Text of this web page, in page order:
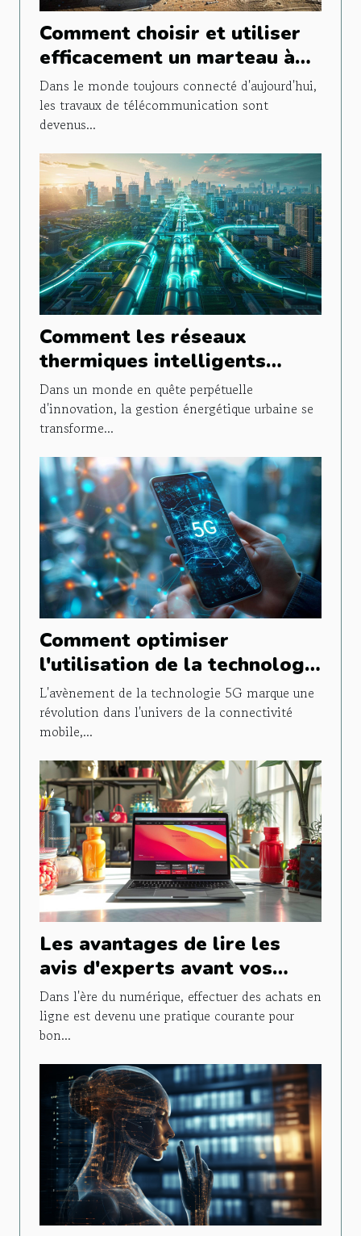
Comment choisir et utiliser
efficacement un marteau à
plaque pour travaux de
télécom
Dans le monde toujours connecté d'aujourd'hui,
les travaux de télécommunication sont
devenus...
Comment les réseaux
thermiques intelligents
transforment la gestion
énergétique urbaine
Dans un monde en quête perpétuelle
d'innovation, la gestion énergétique urbaine se
transforme...
Comment optimiser
l'utilisation de la technologie
5G sur les appareils mobiles
L'avènement de la technologie 5G marque une
révolution dans l'univers de la connectivité
mobile,...
Les avantages de lire les
avis d'experts avant vos
achats en ligne
Dans l'ère du numérique, effectuer des achats en
ligne est devenu une pratique courante pour
bon...